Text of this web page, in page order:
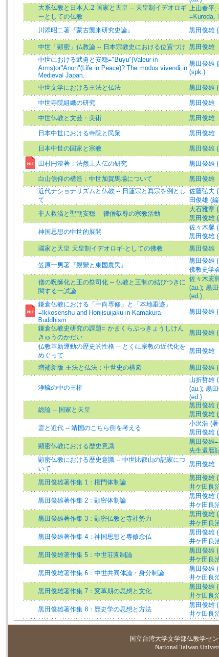
大系仏教と日本人.2 国家と天皇 -- 天皇制イデオロギ
ーとしての仏教
上山春平;
=Kuroda,
川添昭二著『蒙古襲来研究史論』
黒田俊雄
中世「顕密」仏教論 -- 日本宗教史における位置づけ 黒田俊雄
中世における武勇と安穏="Buyu"(Valeur in
Arms)or"Anon"(Life in Peace)?:The modus vivendi in
Medieval Japan.
黒田俊雄
(spk.)
中世文学における王法と仏法 黒田俊雄
中世寺院組織の研究 黒田俊雄
中世仏教と文芸・美術 黒田俊雄
日本中世における寺院と民衆 黒田俊雄
日本中世の国家と宗教 黒田俊雄
田村円澄著：法然上人伝の研究 黒田俊雄
白山信仰の構造：中世加賀馬場について
黒田俊雄
近代ナショナリズムと仏教 -- 日蓮宗と真宗を例とし
て
佐藤弘夫
田俊雄 (
非人救済と聖朝安穏 -- 律僧叡尊の宗教活動
大石雅章
黒田俊雄
神国思想の中世的展開
佐々木馨
黒田俊雄
國家と天皇 天皇制イデオロギ-としての佛教
黒田俊雄
笠原一男著『親鸞と東国農民』
黒田俊雄
佛教史学
僧の呪師化と王の祭司化 -- 仏教と王制の結びつきに
関する一試論
佐々木宏
(au.); 黒
(ed.)
鎌倉仏教における「一向専修」と「本地垂迹」
=Ikkosenshu and Honjisuijaku in Kamakura
Buddhism
黒田俊雄
鎌倉仏教史研究の課題= かまくらぶっきょうしけん
きゅうのかだい
黒田俊雄
仏教革新運動の歴史的性格 -- とくに宗教の近代化を
めぐって
黒田俊雄
増補新版 王法と仏法：中世史の構図 黒田俊雄
浄穢の中の王権
山折哲雄
(au.); 黒
(ed.)
総論 -- 国家と天皇
黒田俊雄
黒田俊雄
霊と近代 -- 靖国のこちら側を考える
小沢浩 (
黒田俊雄
顕密仏教における歴史意識
黒田俊雄
先生還暦
顕密仏教における歴史意識 -- 中世比叡山の記家につ
いて
黒田俊雄
黒田俊雄著作集 1：権門体制論
黒田俊雄
井ケ田良
黒田俊雄著作集 2：顕密体制論
黒田俊雄
井ケ田良
黒田俊雄著作集 3：顕密仏教と寺社勢力
黒田俊雄
井ケ田良
黒田俊雄著作集 4：神国思想と専修念仏
黒田俊雄
井ケ田良
黒田俊雄著作集 5：中世荘園制論
黒田俊雄
井ケ田良
黒田俊雄著作集 6：中世共同体論・身分制論
黒田俊雄
井ケ田良
黒田俊雄著作集 7：変革期の思想と文化
黒田俊雄
井ケ田良
黒田俊雄著作集 8：歴史学の思想と方法
黒田俊雄
井ケ田良
国立台湾大学文学部仏教学セ
National Taiwan